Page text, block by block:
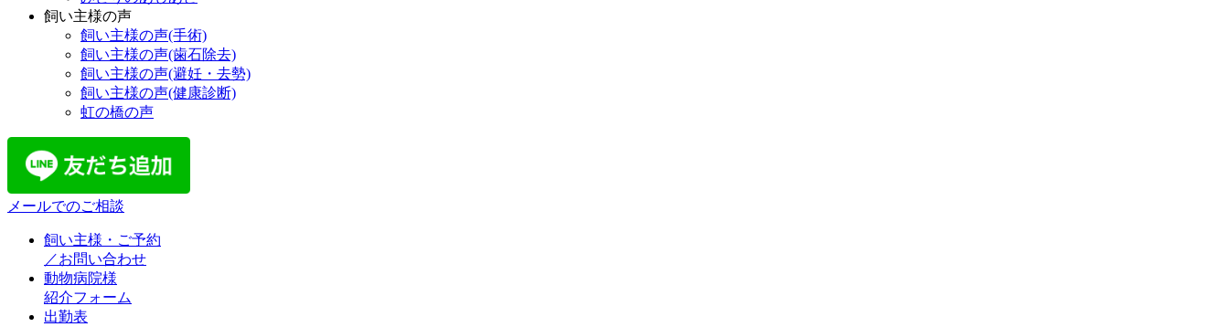
飼い主様の声
飼い主様の声(手術)
飼い主様の声(歯石除去)
飼い主様の声(避妊・去勢)
飼い主様の声(健康診断)
虹の橋の声
メールでのご相談
飼い主様・ご予約
／お問い合わせ
動物病院様
紹介フォーム
出勤表